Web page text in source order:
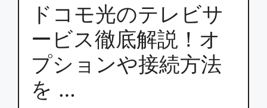
ドコモ光のテレビサ
ービス徹底解説！オ
プションや接続方法
を …